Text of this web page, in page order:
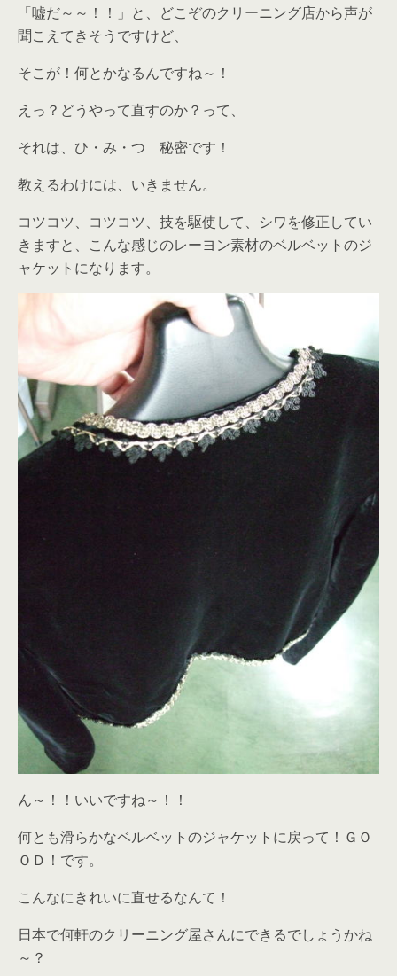
「嘘だ～～！！」と、どこぞのクリーニング店から声が
聞こえてきそうですけど、
そこが！何とかなるんですね～！
えっ？どうやって直すのか？って、
それは、ひ・み・つ 秘密です！
教えるわけには、いきません。
コツコツ、コツコツ、技を駆使して、シワを修正してい
きますと、こんな感じのレーヨン素材のベルベットのジ
ャケットになります。
ん～！！いいですね～！！
何とも滑らかなベルベットのジャケットに戻って！ＧＯ
ＯＤ！です。
こんなにきれいに直せるなんて！
日本で何軒のクリーニング屋さんにできるでしょうかね
～？